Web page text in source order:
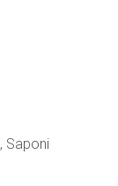
, Saponi